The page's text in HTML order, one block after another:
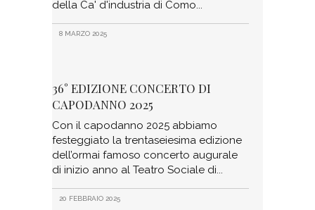
della Ca' d'industria di Como
8 MARZO 2025
36° EDIZIONE CONCERTO DI
CAPODANNO 2025
Con il capodanno 2025 abbiamo
festeggiato la trentaseiesima edizione
dell’ormai famoso concerto augurale
di inizio anno al Teatro Sociale di
20 FEBBRAIO 2025